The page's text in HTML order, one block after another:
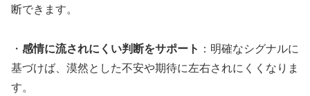
断できます。
・ 感情に流されにくい判断をサポート ：明確なシグナルに
基づけば、漠然とした不安や期待に左右されにくくなりま
す。